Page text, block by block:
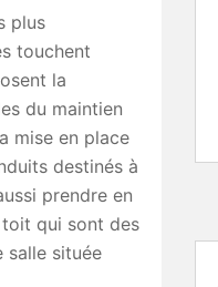
plus
touchent
la
du maintien
mise en place
destinés à
prendre en
qui sont des
salle située